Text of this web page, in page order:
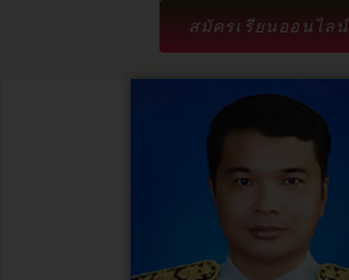
สมัครเรียนออนไลน์